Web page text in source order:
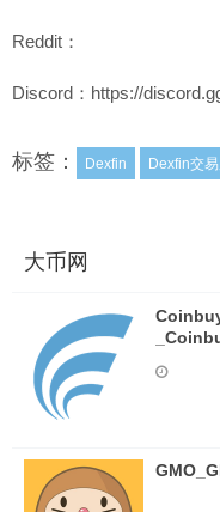
Reddit：
Discord：https://
标签： Dexfin Dexfin交
大币网